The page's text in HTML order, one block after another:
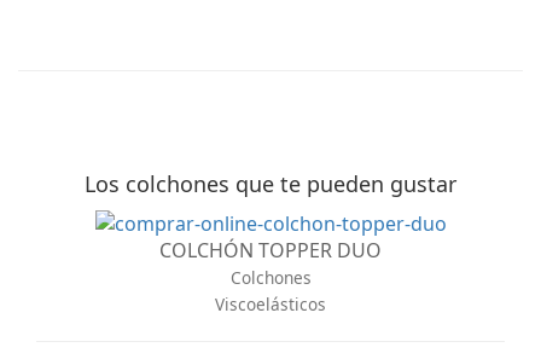
Los colchones que te pueden gustar
COLCHÓN TOPPER DUO
Colchones
Viscoelásticos